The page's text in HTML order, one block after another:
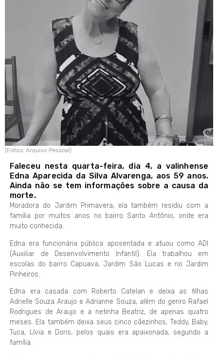
(Fotos: Arquivo Pessoal)
Faleceu nesta quarta-feira, dia 4, a valinhense
Edna Aparecida da Silva Alvarenga, aos 59 anos.
Ainda não se tem informações sobre a causa da
morte.
Moradora do Jardim Primavera, ela também residiu com a
família por muitos anos no bairro Santo Antônio, onde era
muito conhecida.
Edna era funcionária pública aposentada e atuou como ADI
(Auxiliar de Desenvolvimento Infantil). Ela trabalhou em
escolas do bairro Capuava, Jardim São Lucas e no Jardim
Pinheiros.
Edna era casada com Roberto Catelan e deixa as filhas
Adrielle Souza Araujo e Adrianne Souza, além do genro Rafael
Rodrigues de Araujo e a netinha Beatriz, de apenas quatro
meses. Ela também deixa seus cinco cãezinhos, Teddy, Baby,
Tuca, Lívia e Doris, pelos quais era apaixonada, segundo a
família.